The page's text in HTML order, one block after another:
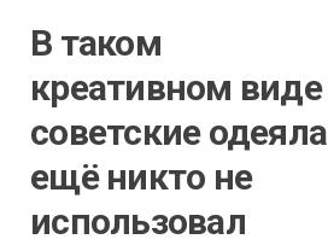
В таком
креативном виде
советские одеяла
ещё никто не
использовал